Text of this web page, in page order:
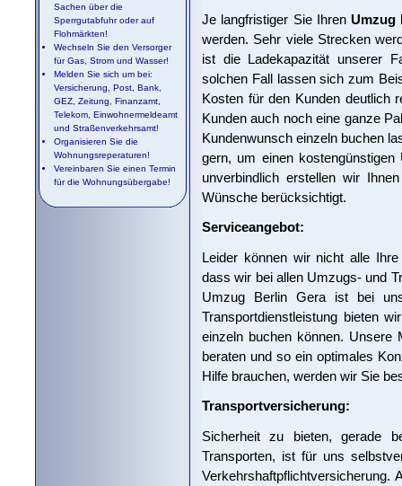
Je langfristiger Sie IhrenUmzug
werden. Sehr viele Strecken
ist die Ladekapazität unserer
solchen Fall lassen sich zum
Kosten für den Kunden deutlich
Kunden auch noch eine ganze
Kundenwunsch einzeln buchen
gern, um einen
unverbindlich erstellen wir
Wünsche berücksichtigt.
Serviceangebot:
Leider können wir nicht alle
dass wir bei allen Umzugs- und
Umzug Berlin Gera ist bei
Transportdienstleistung bieten
einzeln buchen können. Unsere
beraten und so ein optimales
Hilfe brauchen, werden wir Sie
Transportversicherung:
Sicherheit zu bieten, gerade
Transporten, ist für uns
Verkehrshaftpflichtversicherung.
Sachen über die
Sperrgutabfuhr oder auf
Flohmärkten!
Wechseln Sie den Versorger
für Gas, Strom und Wasser!
Melden Sie sich um bei:
Versicherung, Post, Bank,
GEZ, Zeitung, Finanzamt,
Telekom, Einwohnermeldeamt
und Straßenverkehrsamt!
Organisieren Sie die
Wohnungsreperaturen!
Vereinbaren Sie einen Termin
für die Wohnungsübergabe!